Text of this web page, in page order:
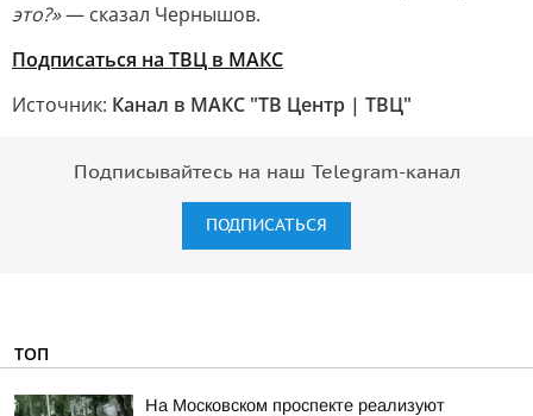
это?»— сказал Чернышов.
Подписаться на ТВЦ в МАКС
Источник: Канал в МАКС "ТВ Центр | ТВЦ"
Подписывайтесь на наш Telegram-канал
ПОДПИСАТЬСЯ
ТОП
На Московском проспекте реализуют